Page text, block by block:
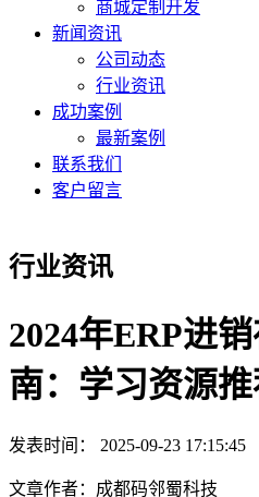
商城定制开发
新闻资讯
公司动态
行业资讯
成功案例
最新案例
联系我们
客户留言
行业资讯
2024年ERP进
南：学习资源
发表时间： 2025-09-23 17:15:45
文章作者：成都码邻蜀科技